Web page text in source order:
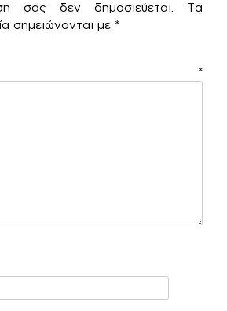
σας δεν δημοσιεύεται.
Τα
σημειώνονται με *
*